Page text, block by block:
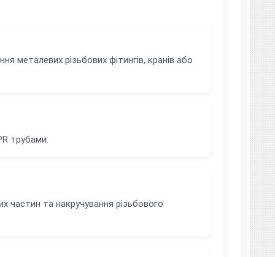
металевих різьбових фітингів, кранів або
трубами.
частин та накручування різьбового